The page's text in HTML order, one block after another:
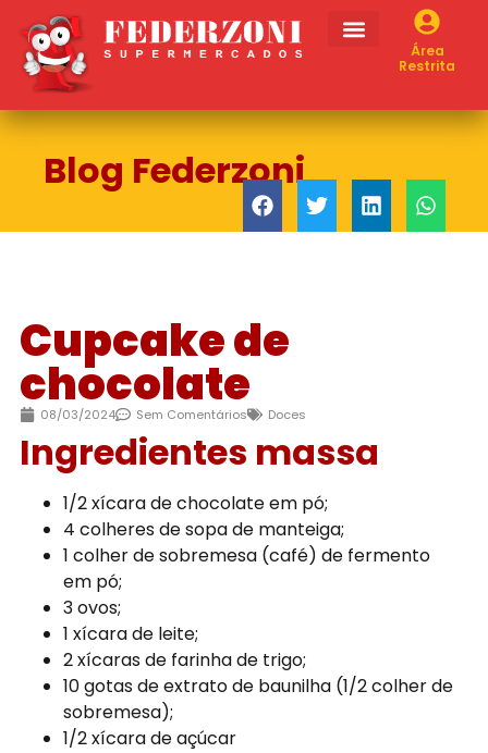
Área
Restrita
Blog Federzoni
Cupcake de
chocolate
08/03/2024 Sem Comentários Doces
Ingredientes massa
1/2 xícara de chocolate em pó;
4 colheres de sopa de manteiga;
1 colher de sobremesa (café) de fermento
em pó;
3 ovos;
1 xícara de leite;
2 xícaras de farinha de trigo;
10 gotas de extrato de baunilha (1/2 colher de
sobremesa);
1/2 xícara de açúcar